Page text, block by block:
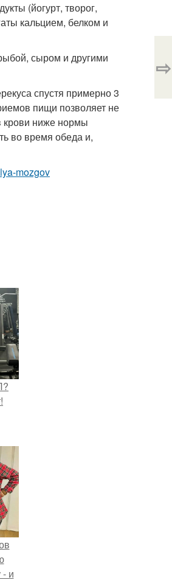
(йогурт, творог,
кальцием, белком и
сыром и другими
спустя примерно 3
пищи позволяет не
крови ниже нормы
во время обеда и,
mozgov
⇨
и